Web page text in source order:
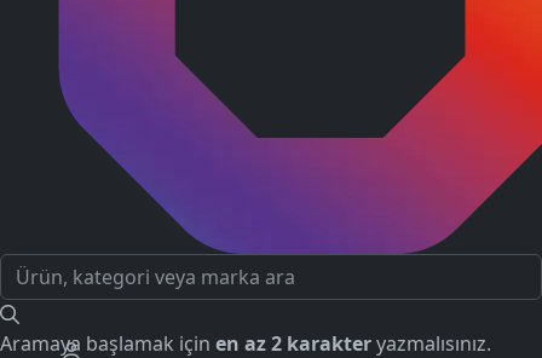
Aramaya başlamak için en az 2 karakteryazmalısınız.